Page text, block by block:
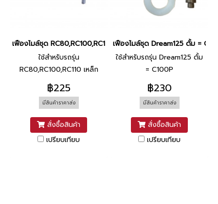
เฟืองไมล์ชุด RC80,RC100,RC110 เหล็ก ยี่ห้อ Washi
ใช้สำหรับรถรุ่น
RC80,RC100,RC110 เหล็ก
฿225
มีสินค้าราคาส่ง
สั่งซื้อสินค้า
เปรียบเทียบ
เฟืองไมล์ชุด Dream125 ดั้ม =
ใช้สำหรับรถรุ่น Dream125 ดั้ม
= C100P
฿230
มีสินค้าราคาส่ง
สั่งซื้อสินค้า
เปรียบเทียบ